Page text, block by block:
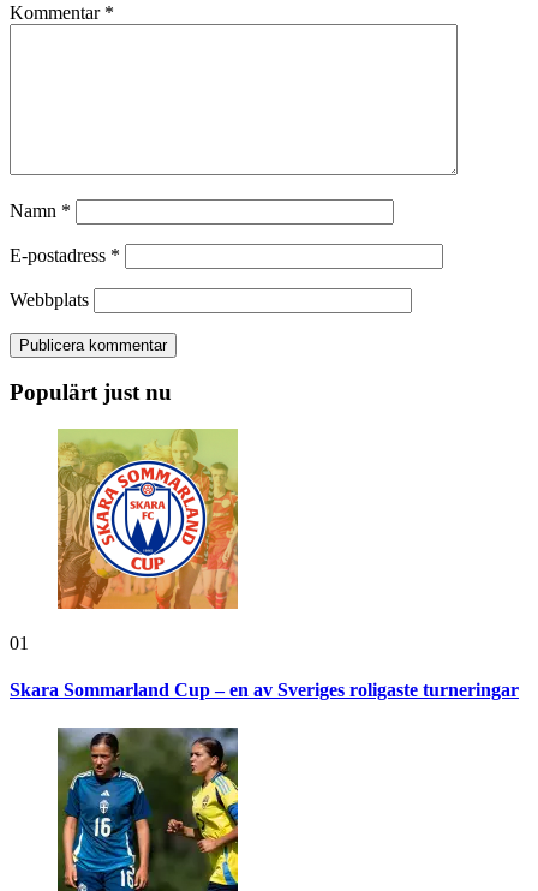
Kommentar *
Namn *
E-postadress *
Webbplats
Populärt just nu
01
Skara Sommarland Cup – en av Sveriges roligaste turneringar